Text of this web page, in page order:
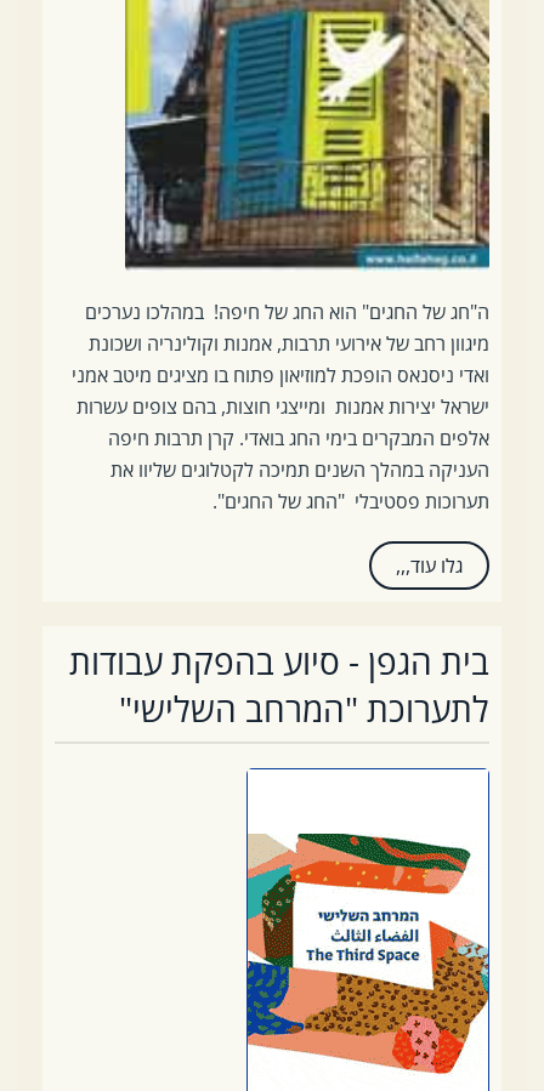
ה"חג של החגים" הוא החג של חיפה! במהלכו נערכים
מיגוון רחב של אירועי תרבות, אמנות וקולינריה ושכונת
ואדי ניסנאס הופכת למוזיאון פתוח בו מציגים מיטב אמני
ישראל יצירות אמנות ומייצגי חוצות, בהם צופים עשרות
אלפים המבקרים בימי החג בואדי. קרן תרבות חיפה
העניקה במהלך השנים תמיכה לקטלוגים שליוו את
תערוכות פסטיבלי "החג של החגים".
גלו עוד,,,
בית הגפן - סיוע בהפקת עבודות
לתערוכת "המרחב השלישי"